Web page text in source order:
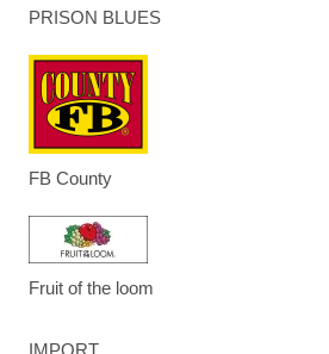
PRISON BLUES
FB County
Fruit of the loom